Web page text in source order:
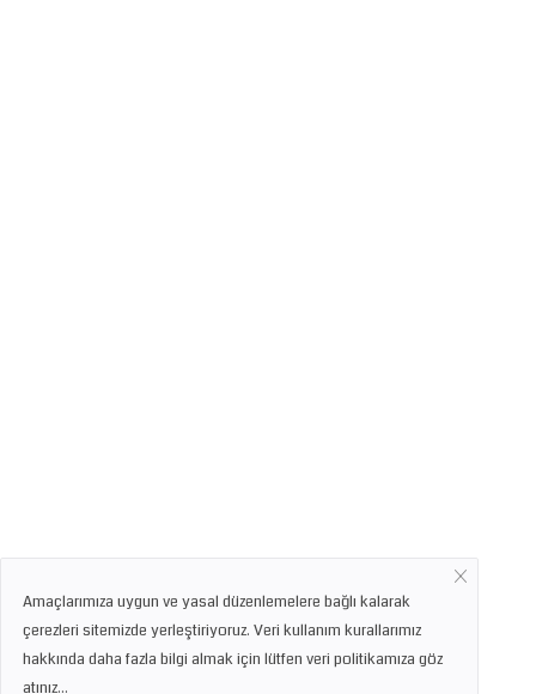
Amaçlarımıza uygun ve yasal düzenlemelere bağlı kalarak
çerezleri sitemizde yerleştiriyoruz. Veri kullanım kurallarımız
hakkında daha fazla bilgi almak için lütfen veri politikamıza göz
atınız...